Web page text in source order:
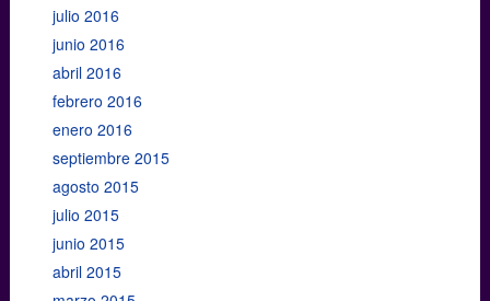
julio 2016
junio 2016
abril 2016
febrero 2016
enero 2016
septiembre 2015
agosto 2015
julio 2015
junio 2015
abril 2015